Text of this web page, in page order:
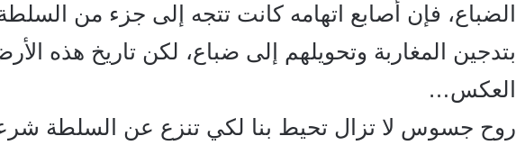
الضباع، فإن أصابع اتهامه كانت تتجه إلى جزء من
بتدجين المغاربة وتحويلهم إلى ضباع، لكن تاريخ هذه
العكس…
روح جسوس لا تزال تحيط بنا لكي تنزع عن السلطة